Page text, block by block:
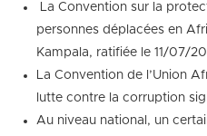
La Convention sur la
personnes déplacées en
Kampala, ratifiée le 11/07/
La Convention de l’Union
lutte contre la corruption
Au niveau national, un